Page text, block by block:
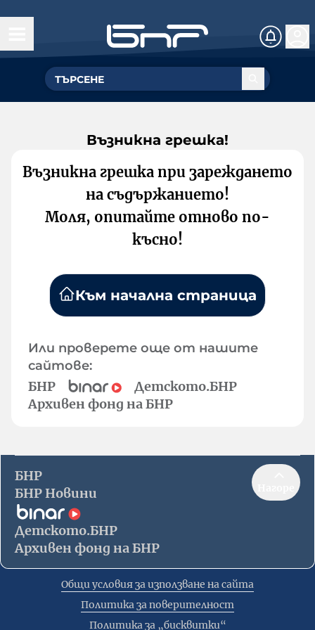
Възникна грешка!
Възникна грешка при зареждането
на съдържанието!
Моля, опитайте отново по-
късно!
Към начална страница
Или проверете още от нашите
сайтове:
БНР
Детското.БНР
Архивен фонд на БНР
БНР
БНР Новини
Детското.БНР
Архивен фонд на БНР
Общи условия за използване на сайта
Политика за поверителност
Политика за „бисквитки“